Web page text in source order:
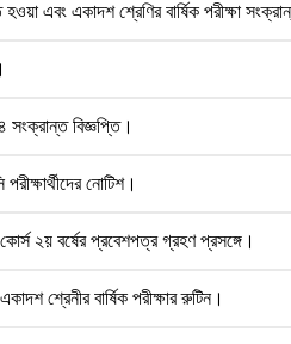
এবং একাদশ শ্রেণির বার্ষিক পরীক্ষা
বিজ্ঞপ্তি।
নোটিশ।
কোর্স ২য় বর্ষের প্রবেশপত্র গ্রহণ প্রসঙ্গে।
শ্রেনীর বার্ষিক পরীক্ষার রুটিন।